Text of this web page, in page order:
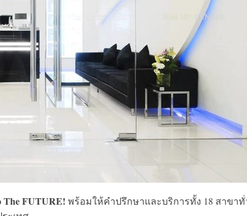
The FUTURE! พร้อมให้คำปรึกษาและบริการทั้ง 18 สาขาทั่